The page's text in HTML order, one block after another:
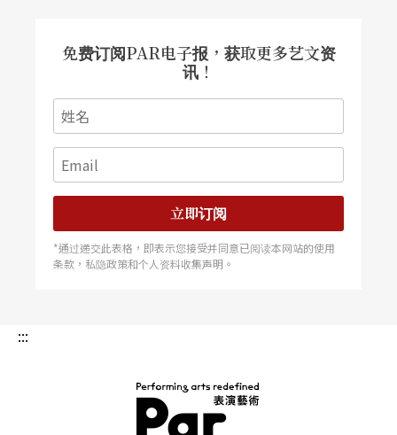
免费订阅PAR电子报，获取更多艺文资
讯！
立即订阅
*通过递交此表格，即表示您接受并同意已阅读本网站的使用
条款，私隐政策和个人资料收集声明。
:::